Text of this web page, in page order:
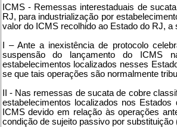
ICMS - Remessas interestaduais de
RJ, para industrialização por
valor do ICMS recolhido ao Estado do RJ,
I – Ante a inexistência de protocolo
suspensão do lançamento do ICMS
estabelecimentos localizados nesses
se que tais operações são normalmente
II - Nas remessas de sucata de cobre
estabelecimentos localizados nos
ICMS devido em relação às operações
condição de sujeito passivo por